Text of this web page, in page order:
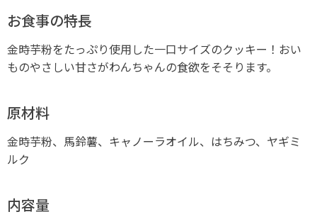
お食事の特長
金時芋粉をたっぷり使用した一口サイズのクッキー！おい
ものやさしい甘さがわんちゃんの食欲をそそります。
原材料
金時芋粉、馬鈴薯、キャノーラオイル、はちみつ、ヤギミ
ルク
内容量